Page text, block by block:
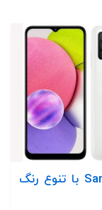
رندرهای جدید از Samsung Galaxy A03s با تنوع رنگ